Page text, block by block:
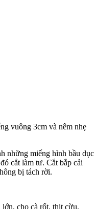
vuông 3cm và nêm nhẹ
những miếng hình bầu dục
cắt làm tư. Cắt bắp cải
bị tách rời.
cho cà rốt, thịt cừu,